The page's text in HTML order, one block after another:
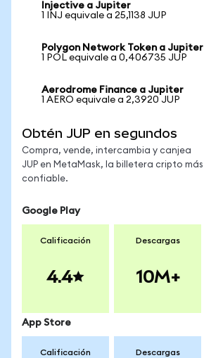
Injective a Jupiter
1 INJ equivale a 25,1138 JUP
Polygon Network Token a Jupiter
1 POL equivale a 0,406735 JUP
Aerodrome Finance a Jupiter
1 AERO equivale a 2,3920 JUP
Obtén JUP en segundos
Compra, vende, intercambia y canjea
JUP en MetaMask, la billetera cripto más
confiable.
Google Play
Calificación
4.4
Descargas
10M+
App Store
Calificación Descargas